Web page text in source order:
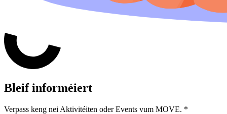
Bleif informéiert
Verpass keng nei Aktivitéiten oder Events vum MOVE. *